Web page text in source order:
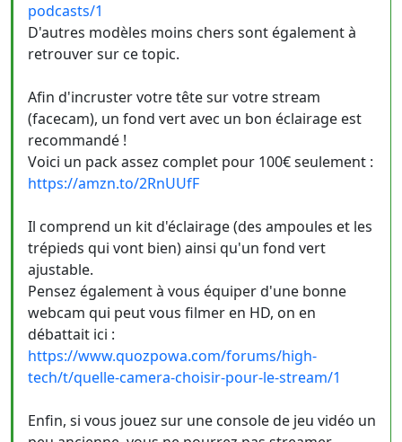
podcasts/1
D'autres modèles moins chers sont également à
retrouver sur ce topic.
Afin d'incruster votre tête sur votre stream
(facecam), un fond vert avec un bon éclairage est
recommandé !
Voici un pack assez complet pour 100€ seulement :
https://amzn.to/2RnUUfF
Il comprend un kit d'éclairage (des ampoules et les
trépieds qui vont bien) ainsi qu'un fond vert
ajustable.
Pensez également à vous équiper d'une bonne
webcam qui peut vous filmer en HD, on en
débattait ici :
https://www.quozpowa.com/forums/high-
tech/t/quelle-camera-choisir-pour-le-stream/1
Enfin, si vous jouez sur une console de jeu vidéo un